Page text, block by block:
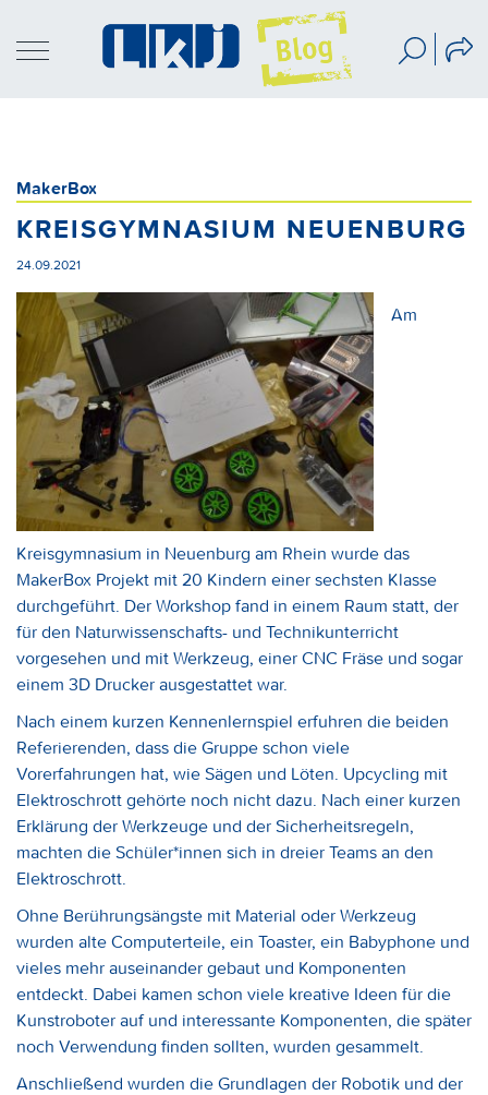
MakerBox
KREISGYMNASIUM NEUENBURG
24.09.2021
Am
Kreisgymnasium in Neuenburg am Rhein wurde das
MakerBox Projekt mit 20 Kindern einer sechsten Klasse
durchgeführt. Der Workshop fand in einem Raum statt, der
für den Naturwissenschafts- und Technikunterricht
vorgesehen und mit Werkzeug, einer CNC Fräse und sogar
einem 3D Drucker ausgestattet war.
Nach einem kurzen Kennenlernspiel erfuhren die beiden
Referierenden, dass die Gruppe schon viele
Vorerfahrungen hat, wie Sägen und Löten. Upcycling mit
Elektroschrott gehörte noch nicht dazu. Nach einer kurzen
Erklärung der Werkzeuge und der Sicherheitsregeln,
machten die Schüler*innen sich in dreier Teams an den
Elektroschrott.
Ohne Berührungsängste mit Material oder Werkzeug
wurden alte Computerteile, ein Toaster, ein Babyphone und
vieles mehr auseinander gebaut und Komponenten
entdeckt. Dabei kamen schon viele kreative Ideen für die
Kunstroboter auf und interessante Komponenten, die später
noch Verwendung finden sollten, wurden gesammelt.
Anschließend wurden die Grundlagen der Robotik und der